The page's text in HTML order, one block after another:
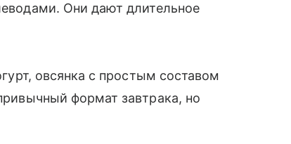
Они дают длительное
овсянка с простым составом
формат завтрака, но